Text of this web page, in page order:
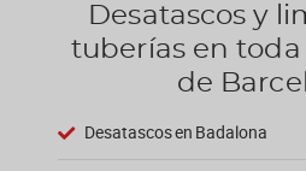
Desatascos y
tuberías en
de
Desatascos en Badalona